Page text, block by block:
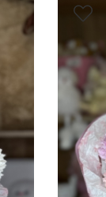
3ШТ,
5ШТ,